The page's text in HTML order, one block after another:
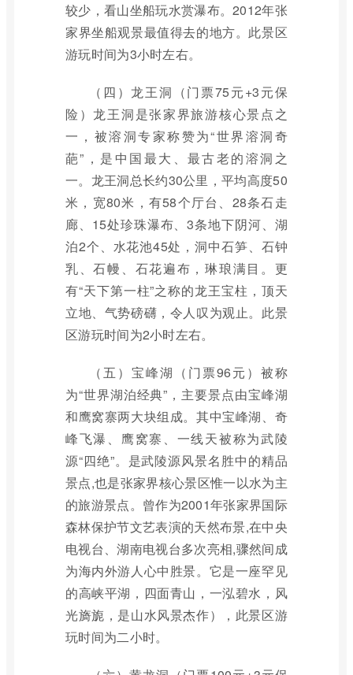
较少，看山坐船玩水赏瀑布。2012年张
家界坐船观景最值得去的地方。此景区
游玩时间为3小时左右。
（四）龙王洞（门票75元+3元保
险）龙王洞是张家界旅游核心景点之
一，被溶洞专家称赞为“世界溶洞奇
葩”，是中国最大、最古老的溶洞之
一。龙王洞总长约30公里，平均高度50
米，宽80米，有58个厅台、28条石走
廊、15处珍珠瀑布、3条地下阴河、湖
泊2个、水花池45处，洞中石笋、石钟
乳、石幔、石花遍布，琳琅满目。更
有“天下第一柱”之称的龙王宝柱，顶天
立地、气势磅礴，令人叹为观止。此景
区游玩时间为2小时左右。
（五）宝峰湖（门票96元）被称
为“世界湖泊经典”，主要景点由宝峰湖
和鹰窝寨两大块组成。其中宝峰湖、奇
峰飞瀑、鹰窝寨、一线天被称为武陵
源“四绝”。是武陵源风景名胜中的精品
景点,也是张家界核心景区惟一以水为主
的旅游景点。曾作为2001年张家界国际
森林保护节文艺表演的天然布景,在中央
电视台、湖南电视台多次亮相,骤然间成
为海内外游人心中胜景。它是一座罕见
的高峡平湖，四面青山，一泓碧水，风
光旖旎，是山水风景杰作），此景区游
玩时间为二小时。